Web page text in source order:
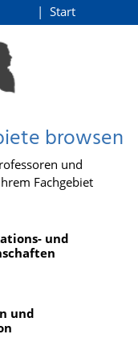
Start
browsen
und
Fachgebiet
und
und